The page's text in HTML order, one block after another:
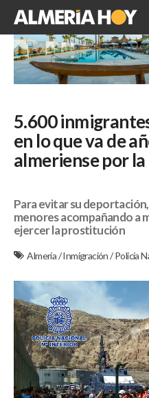
5.600
en lo que va de
almeriense por
Para evitar su
menores acompañando a
ejercer la prostitución
Almería/Inmigración/Policía